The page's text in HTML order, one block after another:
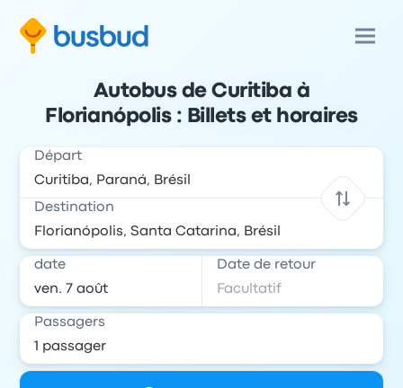
Autobus de Curitiba à
Florianópolis : Billets et horaires
Départ
Destination
date Date de retour
Passagers